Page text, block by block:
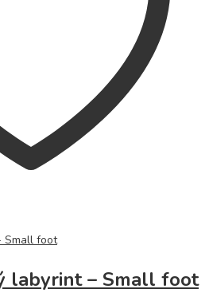
labyrint – Small foot